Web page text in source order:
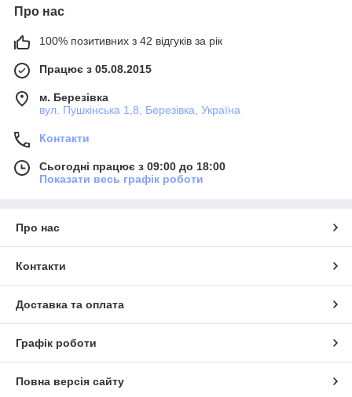
Про нас
100% позитивних з 42 відгуків за рік
Працює з 05.08.2015
м. Березівка
вул. Пушкінська 1,8, Березівка, Україна
Контакти
Сьогодні працює з 09:00 до 18:00
Показати весь графік роботи
Про нас
Контакти
Доставка та оплата
Графік роботи
Повна версія сайту